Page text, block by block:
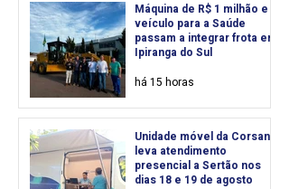
Máquina de R$ 1 milhão e
veículo para a Saúde
passam a integrar frota em
Ipiranga do Sul
há 15 horas
Unidade móvel da Corsan
leva atendimento
presencial a Sertão nos
dias 18 e 19 de agosto